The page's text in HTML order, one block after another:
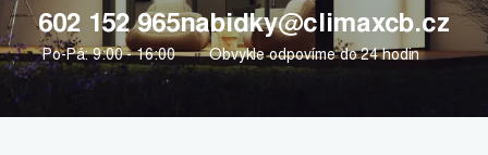
602 152 965
Po-Pá: 9:00 - 16:00
nabidky@climaxcb.cz
Obvykle odpovíme do 24 hodin